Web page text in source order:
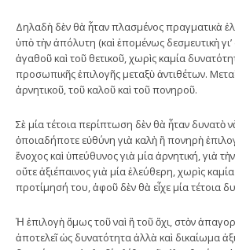
Δηλαδὴ δὲν θὰ ἦταν πλασμένος πραγματικὰ
ὑπὸ τὴν ἀπόλυτη (καὶ ἑπομένως δεσμευτικὴ
ἀγαθοῦ καὶ τοῦ θετικοῦ, χωρὶς καμία
προσωπικῆς ἐπιλογῆς μεταξὺ ἀντιθέτων.
ἀρνητικοῦ, τοῦ καλοῦ καὶ τοῦ πονηροῦ.
Σὲ μία τέτοια περίπτωση δὲν θὰ ἦταν δυνατὸ
ὁποιαδήποτε εὐθύνη γιὰ καλὴ ἢ πονηρὴ
ἔνοχος καὶ ὑπεύθυνος γιὰ μία ἀρνητική, γιὰ
οὔτε ἀξιέπαινος γιὰ μία ἐλεύθερη, χωρὶς
προτίμησή του, ἀφοῦ δὲν θὰ εἶχε μία τέτοια
Ἡ ἐπιλογὴ ὅμως τοῦ ναὶ ἢ τοῦ ὄχι, στὸν
ἀποτελεῖ ὡς δυνατότητα ἀλλὰ καὶ δικαίωμα